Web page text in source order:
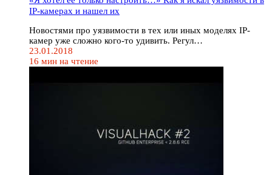
IP-камерах и нашел их
Новостями про уязвимости в тех или иных моделях IP-
камер уже сложно кого-то удивить. Регул…
23.01.2018
16 мин на чтение